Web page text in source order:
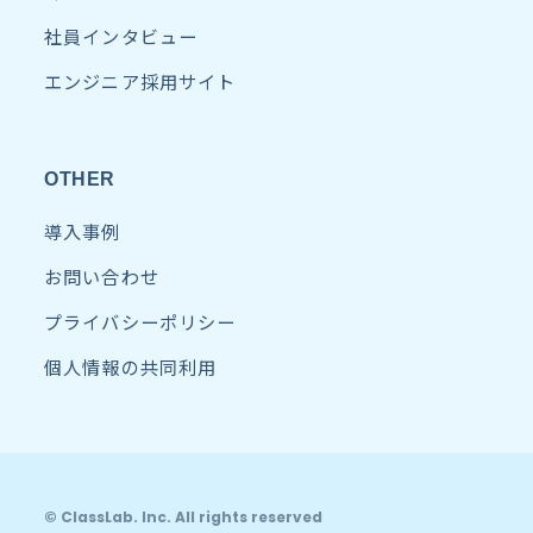
社員インタビュー
エンジニア採用サイト
OTHER
導入事例
お問い合わせ
プライバシーポリシー
個人情報の共同利用
© ClassLab. Inc. All rights reserved